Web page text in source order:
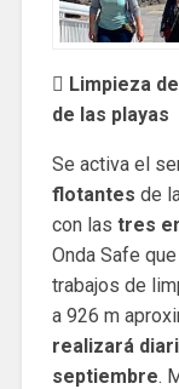
 Limpieza
de las playas
Se activa el
flotantes de
con las tres
Onda Safe
trabajos de
a 926 m
realizará
septiembre.